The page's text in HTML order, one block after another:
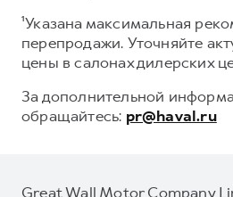
¹Указана максимальная
перепродажи. Уточняйте
цены в салонах дилерских
За дополнительной
обращайтесь: pr@haval.ru
Great Wall Motor Company